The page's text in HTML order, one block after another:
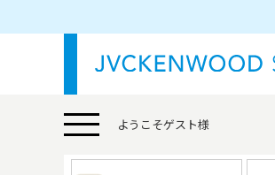
ようこそゲスト様